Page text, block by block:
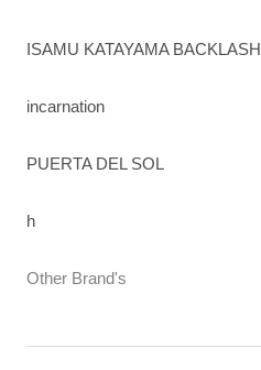
ISAMU KATAYAMA BACKLASH
incarnation
PUERTA DEL SOL
h
Other Brand's